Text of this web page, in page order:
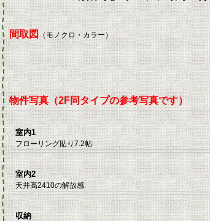
間取図（モノクロ・カラー）
物件写真（2F同タイプの参考写真です）
室内1
フローリング貼り7.2帖
室内2
天井高2410の解放感
収納